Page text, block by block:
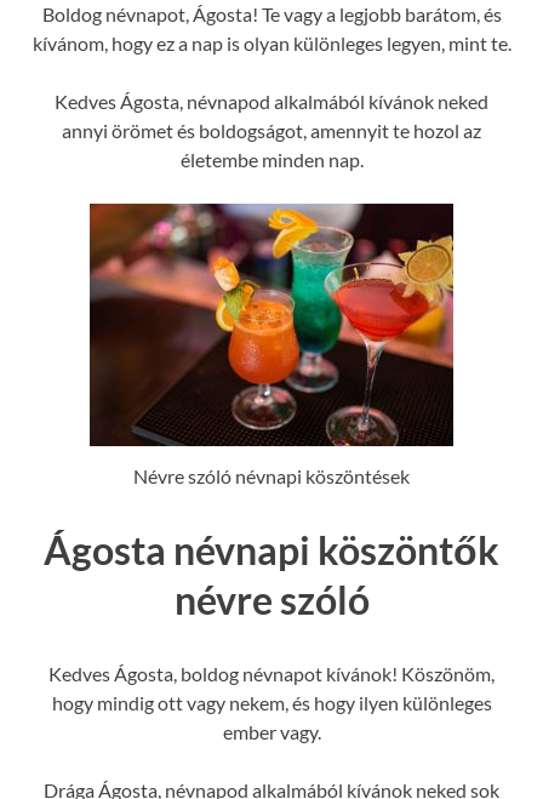
Boldog névnapot, Ágosta! Te vagy a legjobb barátom, és
kívánom, hogy ez a nap is olyan különleges legyen, mint te.
Kedves Ágosta, névnapod alkalmából kívánok neked
annyi örömet és boldogságot, amennyit te hozol az
életembe minden nap.
Névre szóló névnapi köszöntések
Ágosta névnapi köszöntők
névre szóló
Kedves Ágosta, boldog névnapot kívánok! Köszönöm,
hogy mindig ott vagy nekem, és hogy ilyen különleges
ember vagy.
Drága Ágosta, névnapod alkalmából kívánok neked sok